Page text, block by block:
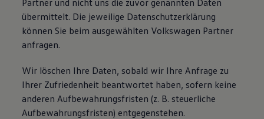
Partner und nicht uns die zuvor genannten Daten
übermittelt. Die jeweilige Datenschutzerklärung
können Sie beim ausgewählten Volkswagen Partner
anfragen.
Wir löschen Ihre Daten, sobald wir Ihre Anfrage zu
Ihrer Zufriedenheit beantwortet haben, sofern keine
anderen Aufbewahrungsfristen (z. B. steuerliche
Aufbewahrungsfristen) entgegenstehen.